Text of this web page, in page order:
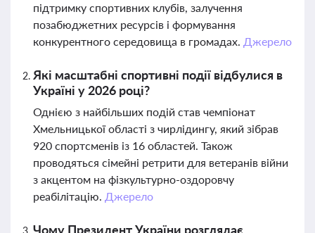
підтримку спортивних клубів, залучення
позабюджетних ресурсів і формування
конкурентного середовища в громадах. Джерело
Які масштабні спортивні події відбулися в
Україні у 2026 році?
Однією з найбільших подій став чемпіонат
Хмельницької області з чирлідингу, який зібрав
920 спортсменів із 16 областей. Також
проводяться сімейні ретрити для ветеранів війни
з акцентом на фізкультурно-оздоровчу
реабілітацію. Джерело
Чому Президент України розглядає